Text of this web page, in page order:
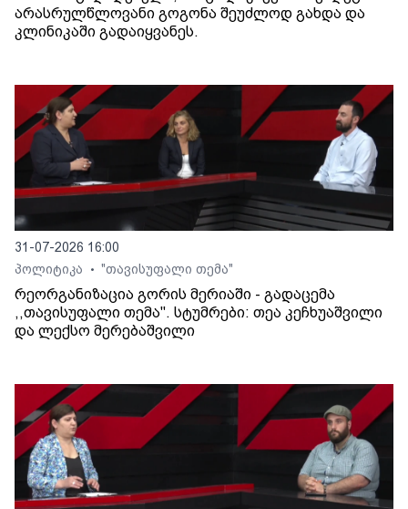
არასრულწლოვანი გოგონა შეუძლოდ გახდა და
კლინიკაში გადაიყვანეს.
31-07-2026 16:00
პოლიტიკა
• "თავისუფალი თემა"
რეორგანიზაცია გორის მერიაში - გადაცემა
,,თავისუფალი თემა". სტუმრები: თეა კეჩხუაშვილი
და ლექსო მერებაშვილი